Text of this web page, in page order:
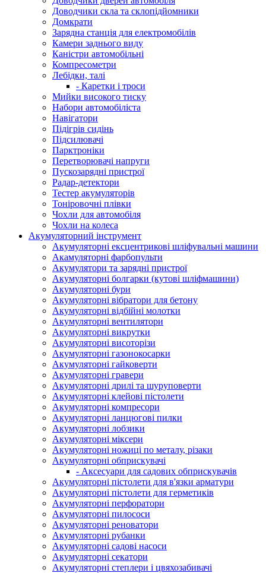
Доводчики скла та склопідйомники
Домкрати
Зарядна станція для електромобілів
Камери заднього виду
Каністри автомобільні
Компресометри
Лебідки, талі
- Каретки і троси
Мийки високого тиску
Набори автомобіліста
Навігатори
Підігрів сидінь
Підсилювачі
Парктроніки
Перетворювачі напруги
Пускозарядні пристрої
Радар-детектори
Тестер акумуляторів
Тоніровочні плівки
Чохли для автомобіля
Чохли на колеса
Акумуляторний інструмент
Акумуляторні ексцентрикові шліфувальні машини
Акамуляторні фарбопульти
Акумулятори та зарядні пристрої
Акумуляторні болгарки (кутові шліфмашини)
Акумуляторні бури
Акумуляторні вібратори для бетону
Акумуляторні відбійні молотки
Акумуляторні вентилятори
Акумуляторні викрутки
Акумуляторні висоторізи
Акумуляторні газонокосарки
Акумуляторні гайковерти
Акумуляторні гравери
Акумуляторні дрилі та шуруповерти
Акумуляторні клейові пістолети
Акумуляторні компресори
Акумуляторні ланцюгові пилки
Акумуляторні лобзики
Акумуляторні міксери
Акумуляторні ножиці по металу, різаки
Акумуляторні обприскувачі
- Аксесуари для садових обприскувачів
Акумуляторні пістолети для в'язки арматури
Акумуляторні пістолети для герметиків
Акумуляторні перфоратори
Акумуляторні пилососи
Акумуляторні реноватори
Акумуляторні рубанки
Акумуляторні садові насоси
Акумуляторні секатори
Акумуляторні степлери і цвяхозабивачі